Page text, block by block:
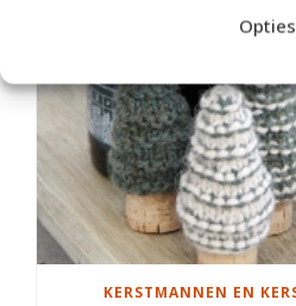
Opties
KERSTMANNEN EN